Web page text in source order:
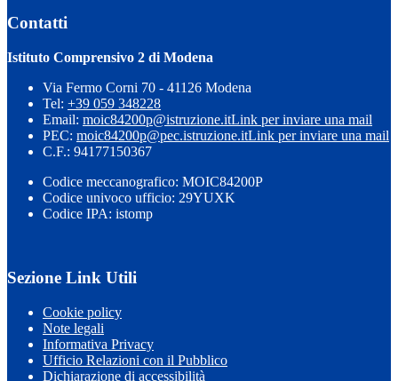
Contatti
Istituto Comprensivo 2 di Modena
Via Fermo Corni 70 - 41126 Modena
Tel: +39 059 348228
Email: moic84200p@istruzione.itLink per inviare una mail
PEC: moic84200p@pec.istruzione.itLink per inviare una mail
C.F.: 94177150367
Codice meccanografico: MOIC84200P
Codice univoco ufficio: 29YUXK
Codice IPA: istomp
Sezione Link Utili
Cookie policy
Note legali
Informativa Privacy
Ufficio Relazioni con il Pubblico
Dichiarazione di accessibilità